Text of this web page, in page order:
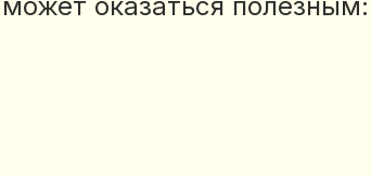
оказаться полезным: